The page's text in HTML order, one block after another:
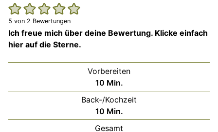
5 von 2 Bewertungen
Ich freue mich über deine Bewertung. Klicke einfach
hier auf die Sterne.
Vorbereiten
10Minuten
Min.
Back-/Kochzeit
10Minuten
Min.
Gesamt